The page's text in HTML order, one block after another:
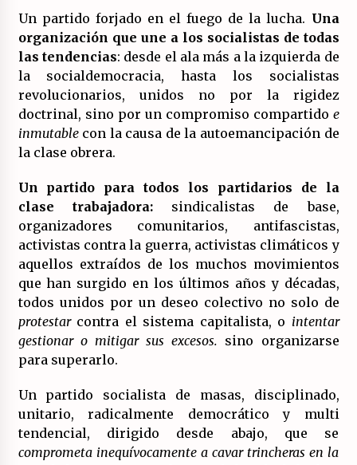
Asamblea abierta de los CLER en Alaquàs
plantea una alternativa a las obras aprobadas
para La Saleta y la línea C3.
16/07/2026
Declaración de Estambul por un Frente Común
contra la OTAN, el Imperialismo y la Guerra.
14/07/2026
El fuego no tiene la culpa en Los Gallardos
(Almería)
14/07/2026
Un partido forjado en el fuego de la lucha. Una
organización que une a los socialistas de todas
las tendencias: desde el ala más a la izquierda de
la socialdemocracia, hasta los socialistas
revolucionarios, unidos no por la rigidez
doctrinal, sino por un compromiso compartido e
inmutablecon la causa de la autoemancipación de
la clase obrera.
Un partido para todos los partidarios de la
clase trabajadora:sindicalistas de base,
organizadores comunitarios, antifascistas,
activistas contra la guerra, activistas climáticos y
aquellos extraídos de los muchos movimientos
que han surgido en los últimos años y décadas,
todos unidos por un deseo colectivo no solo de
protestarcontra el sistema capitalista, o intentar
gestionar o mitigar sus excesos. sino organizarse
para superarlo.
Un partido socialista de masas, disciplinado,
unitario, radicalmente democrático y multi
tendencial, dirigido desde abajo, que se
comprometa inequívocamente a cavar trincheras en la